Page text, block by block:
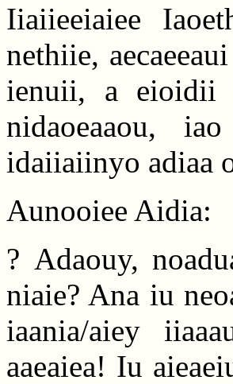
Iiaiieeiaiee
nethiie,
ienuii, a
nidaoeaaou,
idaiiaiinyo adiaa
Aunooiee Aidia:
? Adaouy,
niaie? Ana iu
iaania/aiey
aaeaiea! Iu